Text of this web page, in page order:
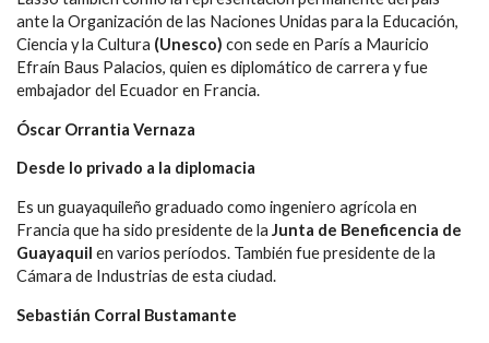
ante la Organización de las Naciones Unidas para la Educación,
Ciencia y la Cultura (Unesco) con sede en París a Mauricio
Efraín Baus Palacios, quien es diplomático de carrera y fue
embajador del Ecuador en Francia.
Óscar Orrantia Vernaza
Desde lo privado a la diplomacia
Es un guayaquileño graduado como ingeniero agrícola en
Francia que ha sido presidente de la Junta de Beneficencia de
Guayaquil en varios períodos. También fue presidente de la
Cámara de Industrias de esta ciudad.
Sebastián Corral Bustamante